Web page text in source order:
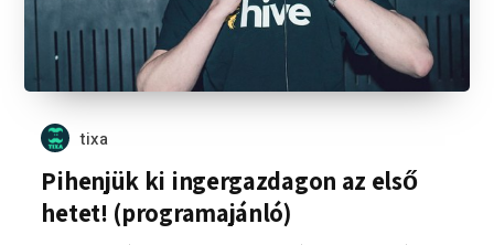
tixa
Pihenjük ki ingergazdagon az első
hetet! (programajánló)